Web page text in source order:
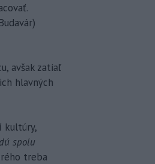
avšak zatiaľ
hlavných
kultúry,
spolu
treba